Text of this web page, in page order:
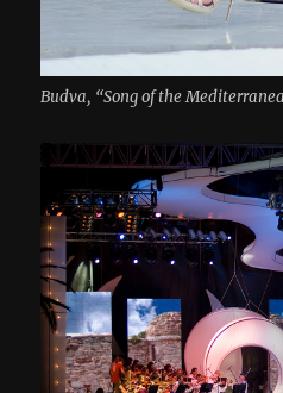
Budva, “Song of the